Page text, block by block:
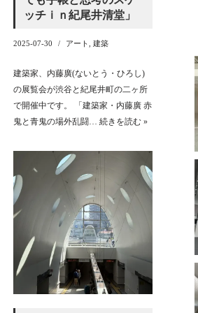
ッチｉｎ紀尾井清堂」
2025-07-30 アート ,建築
建築家、内藤廣(ないとう・ひろし)
の展覧会が渋谷と紀尾井町の二ヶ所
で開催中です。 「建築家・内藤廣 赤
鬼と青鬼の場外乱闘…続きを読む »